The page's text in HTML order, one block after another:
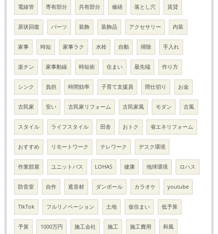
電線管 専有部分 共有部分 修繕 落とし穴 賃貸
原状回復 パーツ 装飾 装飾品 アクセサリー 内装
家事 時短 家事ラク 水栓 自動 掃除 手入れ
楽チン 家事動線 時短術 住まい 最先端 作り方
シンク 負担 時間効率 子育て支援員 間仕切り お金
古民家 安い 古民家リフォーム 古民家風 モダン 古風
スタイル ライフスタイル 田舎 おトク 省エネリフォーム
おすすめ リモートワーク テレワーク デスク環境
作業部屋 ユニットバス LOHAS 健康 地球環境 ロハス
防音室 自作 遮音材 ダンボール カラオケ youtube
TIkTok フルリノベーション 土地 仮住まい 低予算
予算 1000万円 施工会社 施工 施工費用 和風